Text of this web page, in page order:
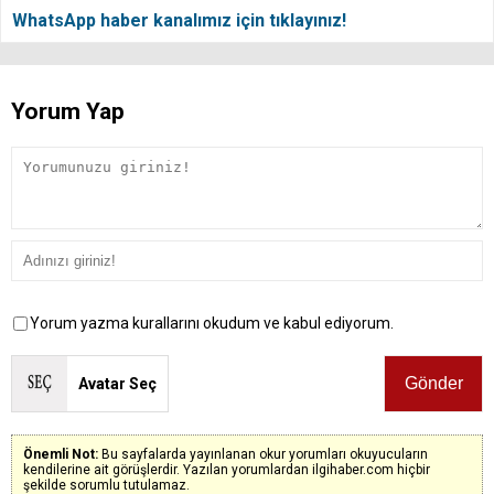
WhatsApp haber kanalımız için tıklayınız!
Yorum Yap
Yorum yazma kurallarını okudum ve kabul ediyorum.
Avatar Seç
Önemli Not: Bu sayfalarda yayınlanan okur yorumları okuyucuların
kendilerine ait görüşlerdir. Yazılan yorumlardan ilgihaber.com hiçbir
şekilde sorumlu tutulamaz.